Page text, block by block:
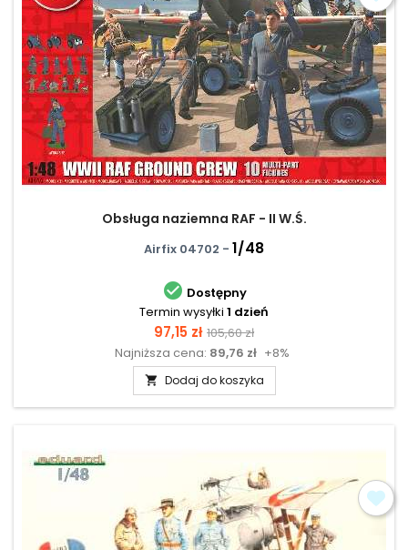
Obsługa naziemna RAF - II W.Ś.
Airfix 04702 - 1/48
 Dostępny
Termin wysyłki 1 dzień
Cena
97,15 zł Cena
podstawowa
105,60 zł
Najniższa cena: 89,76 zł +8%
 Dodaj do koszyka